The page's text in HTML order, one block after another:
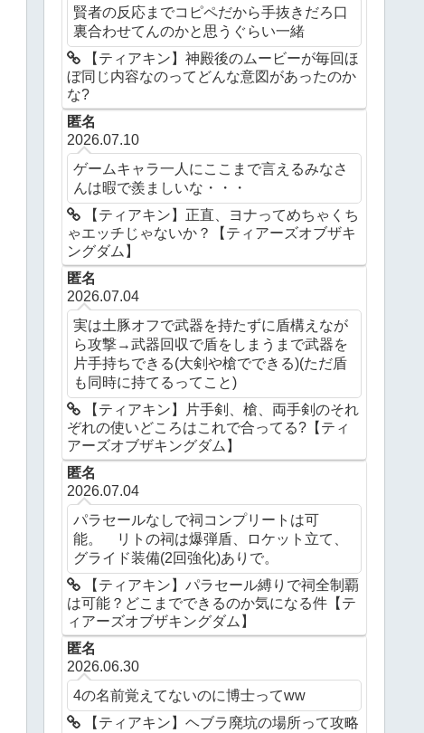
賢者の反応までコピペだから手抜きだろ口
裏合わせてんのかと思うぐらい一緒
【ティアキン】神殿後のムービーが毎回ほ
ぼ同じ内容なのってどんな意図があったのか
な?
匿名
2026.07.10
ゲームキャラ一人にここまで言えるみなさ
んは暇で羨ましいな・・・
【ティアキン】正直、ヨナってめちゃくち
ゃエッチじゃないか？【ティアーズオブザキ
ングダム】
匿名
2026.07.04
実は土豚オフで武器を持たずに盾構えなが
ら攻撃→武器回収で盾をしまうまで武器を
片手持ちできる(大剣や槍でできる)(ただ盾
も同時に持てるってこと)
【ティアキン】片手剣、槍、両手剣のそれ
ぞれの使いどころはこれで合ってる?【ティ
アーズオブザキングダム】
匿名
2026.07.04
パラセールなしで祠コンプリートは可
能。 リトの祠は爆弾盾、ロケット立て、
グライド装備(2回強化)ありで。
【ティアキン】パラセール縛りで祠全制覇
は可能？どこまでできるのか気になる件【テ
ィアーズオブザキングダム】
匿名
2026.06.30
4の名前覚えてないのに博士ってww
【ティアキン】ヘブラ廃坑の場所って攻略